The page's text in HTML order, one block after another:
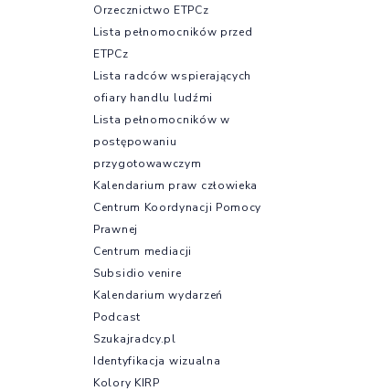
Orzecznictwo ETPCz
Lista pełnomocników przed
ETPCz
Lista radców wspierających
ofiary handlu ludźmi
Lista pełnomocników w
postępowaniu
przygotowawczym
Kalendarium praw człowieka
Centrum Koordynacji Pomocy
Prawnej
Centrum mediacji
Subsidio venire
Kalendarium wydarzeń
Podcast
Szukajradcy.pl
Identyfikacja wizualna
Kolory KIRP